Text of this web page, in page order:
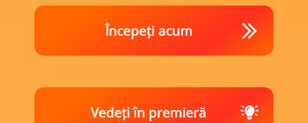
Începeți acum
Vedeți în premieră